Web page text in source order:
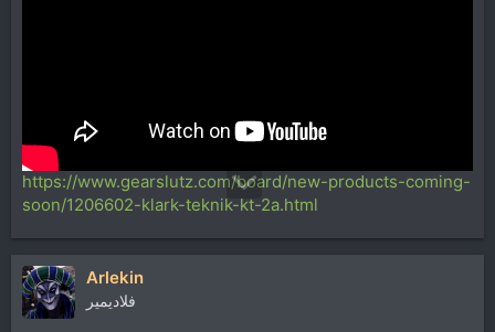
https://www.gearslutz.com/board/new-products-coming-
soon/1206602-klark-teknik-kt-2a.html
Arlekin
فلاديمير